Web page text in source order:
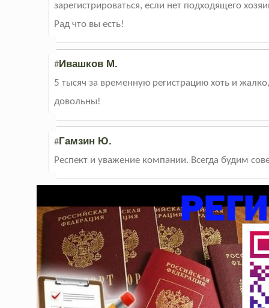
зарегистрироваться, если нет подходящего
Рад что вы есть!
#Ивашков М.
5 тысяч за временную регистрацию хоть и
довольны!
#Гамзин Ю.
Респект и уважение компании. Всегда будим